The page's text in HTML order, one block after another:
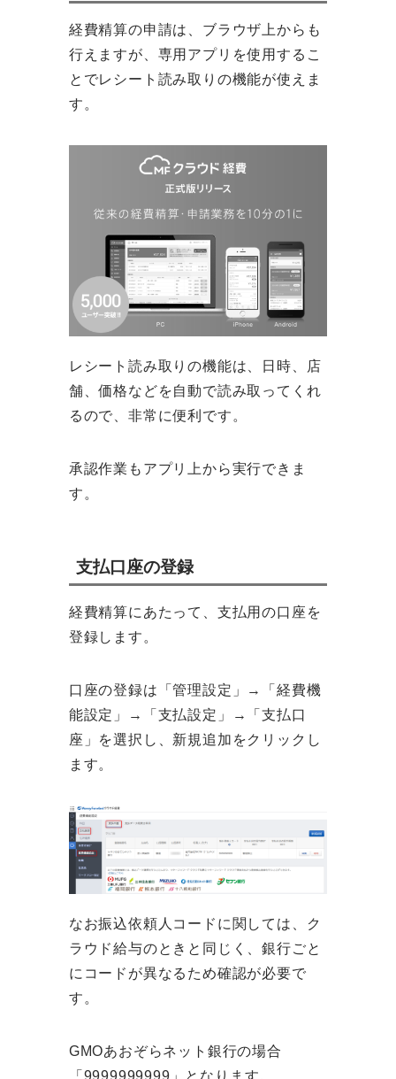
経費精算の申請は、ブラウザ上からも
行えますが、専用アプリを使用するこ
とでレシート読み取りの機能が使えま
す。
レシート読み取りの機能は、日時、店
舗、価格などを自動で読み取ってくれ
るので、非常に便利です。
承認作業もアプリ上から実行できま
す。
支払口座の登録
経費精算にあたって、支払用の口座を
登録します。
口座の登録は「管理設定」→「経費機
能設定」→「支払設定」→「支払口
座」を選択し、新規追加をクリックし
ます。
なお振込依頼人コードに関しては、ク
ラウド給与のときと同じく、銀行ごと
にコードが異なるため確認が必要で
す。
GMOあおぞらネット銀行の場合